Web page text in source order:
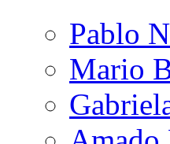
Pablo
Mario